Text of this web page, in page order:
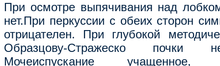
При осмотре выпячивания над
нет.При перкуссии с обеих сторон
отрицателен. При глубокой
Образцову-Стражеско почки
Мочеиспускание